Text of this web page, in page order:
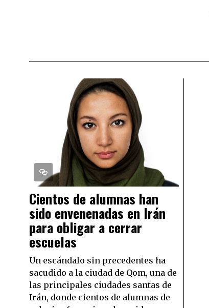
Cientos de alumnas han
sido envenenadas en Irán
para obligar a cerrar
escuelas
Un escándalo sin precedentes ha
sacudido a la ciudad de Qom, una de
las principales ciudades santas de
Irán, donde cientos de alumnas de